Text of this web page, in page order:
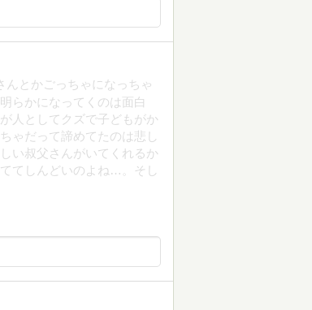
んとかごっちゃになっちゃ
らかになってくのは面白
人としてクズで子どもがか
ゃだって諦めてたのは悲し
い叔父さんがいてくれるか
てしんどいのよね…。そし